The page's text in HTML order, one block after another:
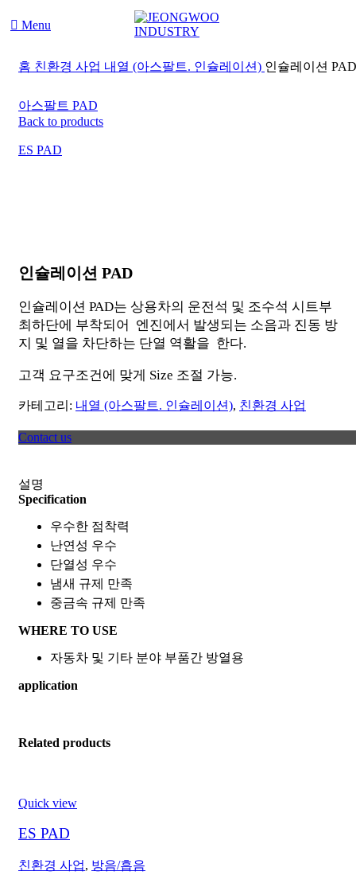
Menu
홈 친환경 사업 내열 (아스팔트. 인슐레이션) 인슐레이션 PAD
아스팔트 PAD
Back to products
ES PAD
인슐레이션 PAD
인슐레이션 PAD는 상용차의 운전석 및 조수석 시트부
최하단에 부착되어 엔진에서 발생되는 소음과 진동 방
지 및 열을 차단하는 단열 역활을 한다.
고객 요구조건에 맞게 Size 조절 가능.
카테고리: 내열 (아스팔트. 인슐레이션), 친환경 사업
Contact us
설명
Specification
우수한 점착력
난연성 우수
단열성 우수
냄새 규제 만족
중금속 규제 만족
WHERE TO USE
자동차 및 기타 분야 부품간 방열용
application
Related products
Quick view
ES PAD
친환경 사업, 방음/흡음